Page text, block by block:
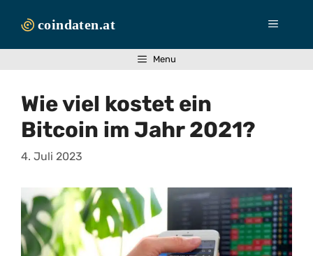
Inhalt
Menü
Menu
Wie viel kostet ein
Bitcoin im Jahr 2021?
4. Juli 2023